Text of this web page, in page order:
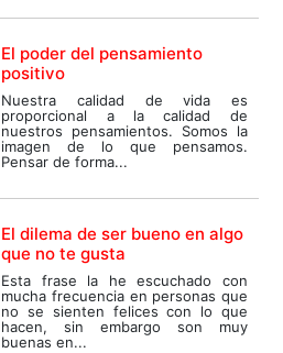
El poder del pensamiento
positivo
Nuestra calidad de vida es
proporcional a la calidad de
nuestros pensamientos. Somos la
imagen de lo que pensamos.
Pensar de forma...
El dilema de ser bueno en algo
que no te gusta
Esta frase la he escuchado con
mucha frecuencia en personas que
no se sienten felices con lo que
hacen, sin embargo son muy
buenas en...